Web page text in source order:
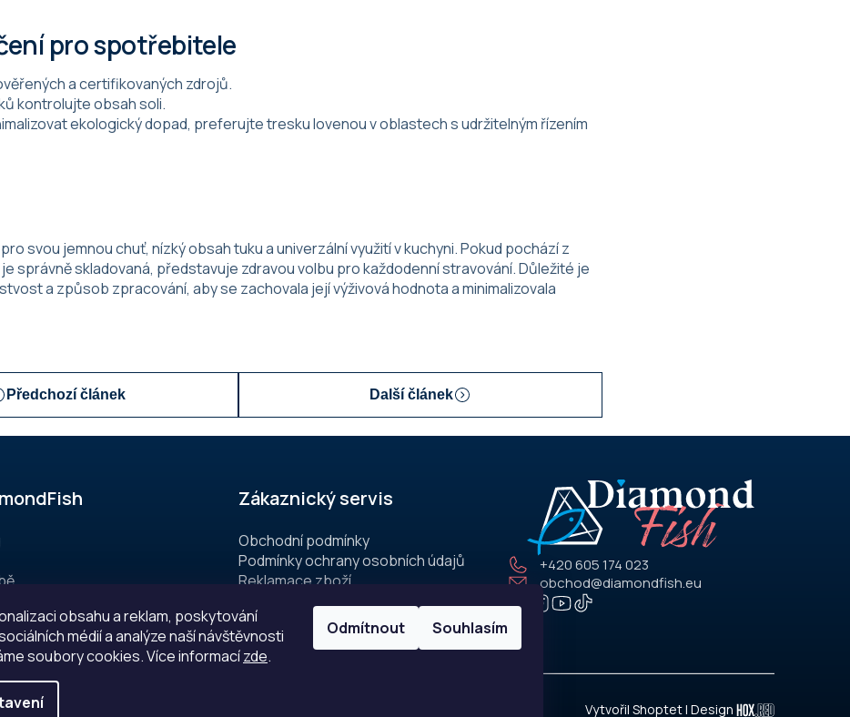
obsahu a reklam, poskytování
médií a analýze naší návštěvnosti
soubory cookies. Více informacízde.
Odmítnout Souhlasím
pro spotřebitele
a certifikovaných zdrojů.
kontrolujte obsah soli.
ekologický dopad, preferujte tresku lovenou v oblastech s udržitelným řízením
svou jemnou chuť, nízký obsah tuku a univerzální využití v kuchyni. Pokud pochází z
správně skladovaná, představuje zdravou volbu pro každodenní stravování. Důležité je
a způsob zpracování, aby se zachovala její výživová hodnota a minimalizovala
Předchozí článek Další článek
Zákaznický servis
Obchodní podmínky
Podmínky ochrany osobních údajů
Reklamace zboží
+420 605 174 023
obchod@diamondfish.eu
Vytvořil Shoptet| Design